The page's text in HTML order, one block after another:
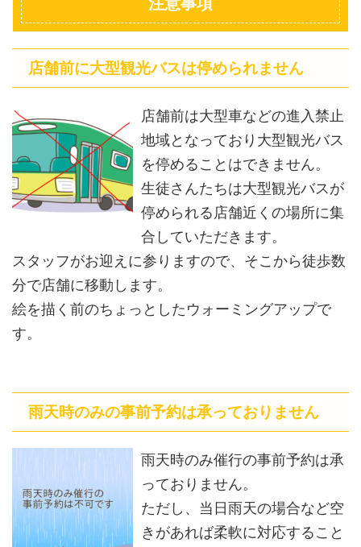
店舗前に大型観光バスは停められません
店舗前は大型車などの進入禁止
地域となっており大型観光バス
を停めることはできません。
生徒さんたちは大型観光バスが
停められる店舗近くの場所に集
合していただきます。
スタッフがお迎えに参りますので、そこから徒歩数
分で店舗に移動します。
絵を描く前のちょっとしたウォーミングアップで
す。
雨天時のみの事前予約は承っておりません
雨天時のみ催行の事前予約は承
っておりません。
ただし、当日雨天の場合など空
きがあれば柔軟に対応すること